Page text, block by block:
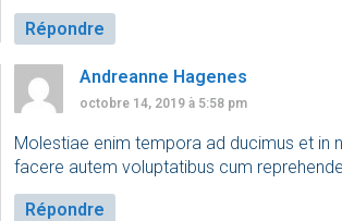
Répondre
Andreanne Hagenes
octobre 14, 2019 à 5:58 pm
Molestiae enim tempora ad ducimus et in
facere autem voluptatibus cum
Répondre